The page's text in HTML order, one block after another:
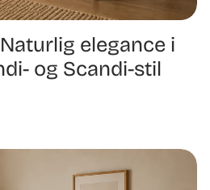
elegance i
og Scandi-stil